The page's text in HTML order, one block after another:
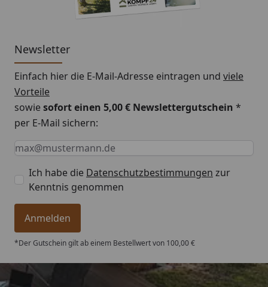
Newsletter
Einfach hier die E-Mail-Adresse eintragen und viele
Vorteile
sowiesofort einen 5,00 € Newslettergutschein *
per E-Mail sichern:
Keine Eingabe erforderlich
Eingabe erforderlich
E-Mail *
Ich habe die Datenschutzbestimmungen zur
Kenntnis genommen
Anmelden
*Der Gutschein gilt ab einem Bestellwert von 100,00 €